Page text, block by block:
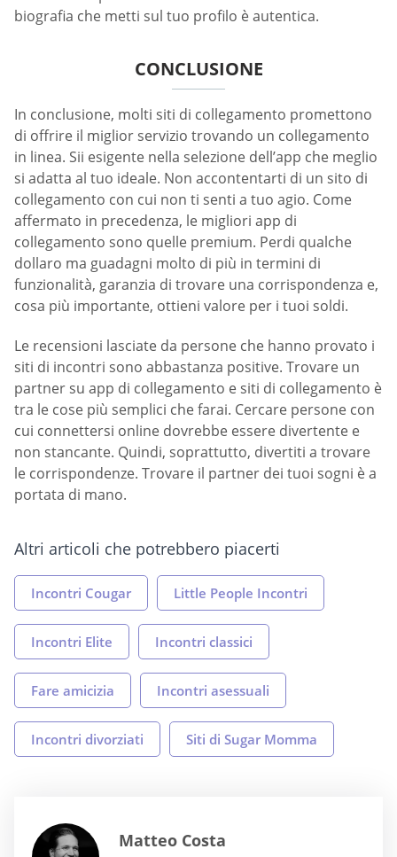
biografia che metti sul tuo profilo è autentica.
CONCLUSIONE
In conclusione, molti siti di collegamento promettono
di offrire il miglior servizio trovando un collegamento
in linea. Sii esigente nella selezione dell’app che meglio
si adatta al tuo ideale. Non accontentarti di un sito di
collegamento con cui non ti senti a tuo agio. Come
affermato in precedenza, le migliori app di
collegamento sono quelle premium. Perdi qualche
dollaro ma guadagni molto di più in termini di
funzionalità, garanzia di trovare una corrispondenza e,
cosa più importante, ottieni valore per i tuoi soldi.
Le recensioni lasciate da persone che hanno provato i
siti di incontri sono abbastanza positive. Trovare un
partner su app di collegamento e siti di collegamento è
tra le cose più semplici che farai. Cercare persone con
cui connettersi online dovrebbe essere divertente e
non stancante. Quindi, soprattutto, divertiti a trovare
le corrispondenze. Trovare il partner dei tuoi sogni è a
portata di mano.
Altri articoli che potrebbero piacerti
Incontri Cougar Little People Incontri
Incontri Elite Incontri classici
Fare amicizia Incontri asessuali
Incontri divorziati Siti di Sugar Momma
Matteo Costa